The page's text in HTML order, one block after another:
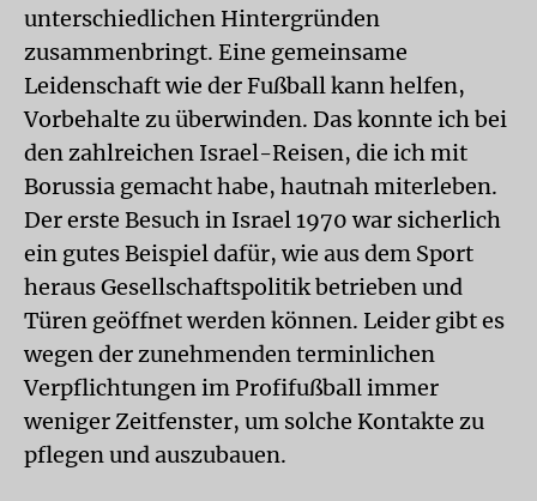
unterschiedlichen Hintergründen
zusammenbringt. Eine gemeinsame
Leidenschaft wie der Fußball kann helfen,
Vorbehalte zu überwinden. Das konnte ich bei
den zahlreichen Israel-Reisen, die ich mit
Borussia gemacht habe, hautnah miterleben.
Der erste Besuch in Israel 1970 war sicherlich
ein gutes Beispiel dafür, wie aus dem Sport
heraus Gesellschaftspolitik betrieben und
Türen geöffnet werden können. Leider gibt es
wegen der zunehmenden terminlichen
Verpflichtungen im Profifußball immer
weniger Zeitfenster, um solche Kontakte zu
pflegen und auszubauen.